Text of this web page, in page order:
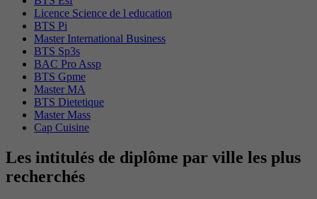
Licence Science de l education
BTS Pi
Master International Business
BTS Sp3s
BAC Pro Assp
BTS Gpme
Master MA
BTS Dietetique
Master Mass
Cap Cuisine
Les intitulés de diplôme par ville les plus
recherchés